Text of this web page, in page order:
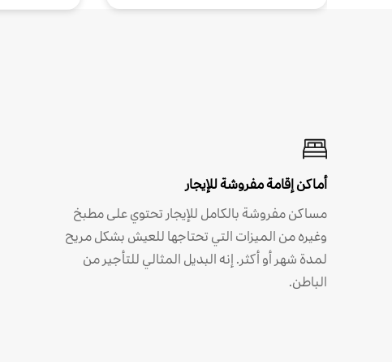
أماكن إقامة مفروشة للإيجار
مساكن مفروشة بالكامل للإيجار تحتوي على مطبخ
وغيره من الميزات التي تحتاجها للعيش بشكل مريح
لمدة شهر أو أكثر. إنه البديل المثالي للتأجير من
الباطن.